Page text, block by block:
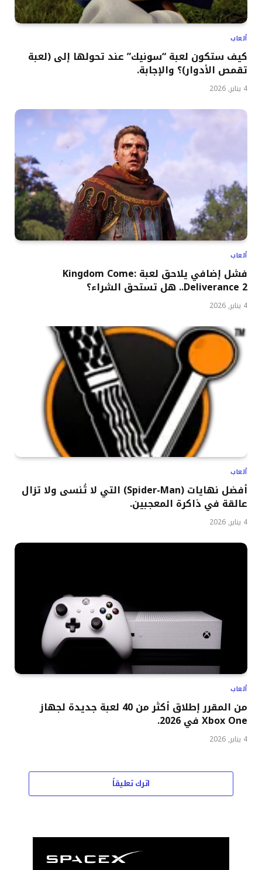
ألعاب
كيف ستكون لعبة “سونيك” عند تحولها إلى (لعبة
تقمص الأدوار)؟ والإجابة.
4 يناير, 2026
ألعاب
فشل إضافي يلاحق لعبة Kingdom Come:
Deliverance 2.. هل تستحق الشراء؟
4 يناير, 2026
ألعاب
أفضل نهايات (Spider-Man) التي لا تُنسى ولا تزال
عالقة في ذاكرة المعجبين.
4 يناير, 2026
ألعاب
من المقرر إطلاق أكثر من 40 لعبة جديدة لجهاز
Xbox One في 2026.
4 يناير, 2026
اترك تعليقاً